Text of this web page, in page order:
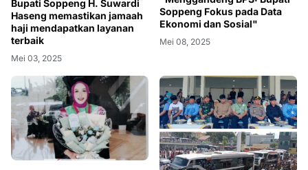
Bupati Soppeng H. Suwardi
Haseng memastikan jamaah
haji mendapatkan layanan
terbaik
Mei 03, 2025
Soppeng Fokus pada Data
Ekonomi dan Sosial"
Mei 08, 2025